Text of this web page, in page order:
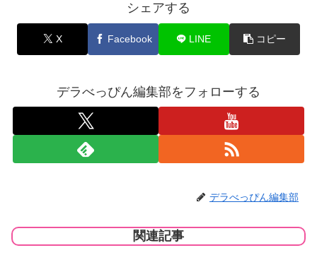
シェアする
X Facebook LINE コピー
デラべっぴん編集部をフォローする
デラべっぴん編集部
関連記事